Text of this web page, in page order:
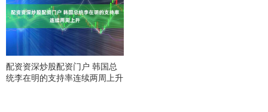
配资资深炒股配资门户 韩国总
统李在明的支持率连续两周上升